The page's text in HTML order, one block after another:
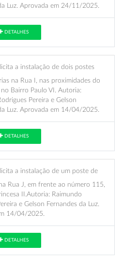
Luz. Aprovada em 24/11/2025.
DETALHES
a instalação de dois postes
na Rua I, nas proximidades do
Bairro Paulo VI. Autoria:
Pereira e Gelson
Luz. Aprovada em 14/04/2025.
DETALHES
a instalação de um poste de
Rua J, em frente ao número 115,
II.Autoria: Raimundo
e Gelson Fernandes da Luz.
14/04/2025.
DETALHES